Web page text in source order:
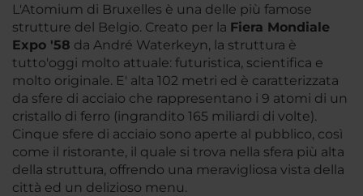
L'Atomium di Bruxelles è una delle più famose
strutture del Belgio. Creato per la Fiera Mondiale
Expo '58 da André Waterkeyn, la struttura è
tutto'oggi molto attuale: futuristica, scientifica e
molto originale. E' alta 102 metri ed è caratterizzata
da sfere di acciaio che rappresentano i 9 atomi di un
cristallo di ferro (ingrandito 165 miliardi di volte).
Cinque sfere di acciaio sono aperte al pubblico, così
come il ristorante, il quale si trova nella sfera più alta
della struttura, offrendo una meravigliosa vista della
città ed un delizioso menu.